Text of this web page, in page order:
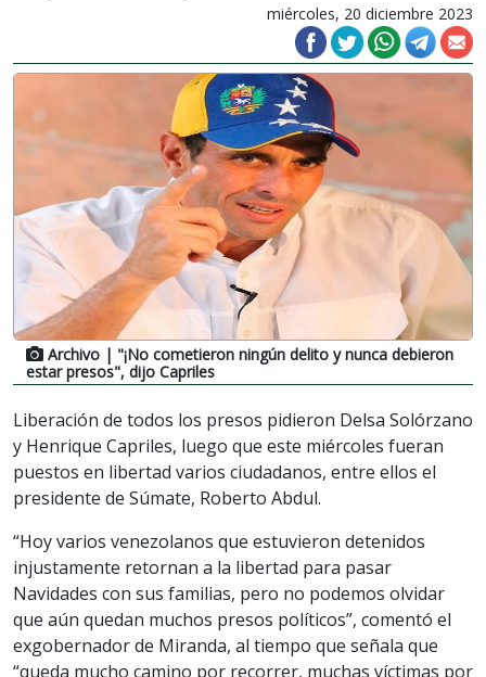
miércoles, 20 diciembre 2023
Archivo | "¡No cometieron ningún delito y nunca debieron
estar presos", dijo Capriles
Liberación de todos los presos pidieron Delsa Solórzano
y Henrique Capriles, luego que este miércoles fueran
puestos en libertad varios ciudadanos, entre ellos el
presidente de Súmate, Roberto Abdul.
“Hoy varios venezolanos que estuvieron detenidos
injustamente retornan a la libertad para pasar
Navidades con sus familias, pero no podemos olvidar
que aún quedan muchos presos políticos”, comentó el
exgobernador de Miranda, al tiempo que señala que
“queda mucho camino por recorrer, muchas víctimas por